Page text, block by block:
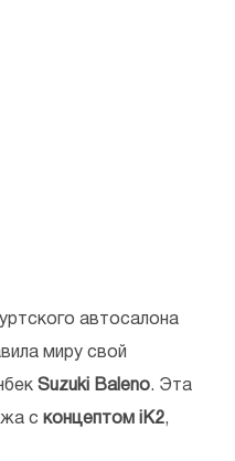
автосалона
миру свой
Suzuki Baleno. Эта
с концептом iK2,